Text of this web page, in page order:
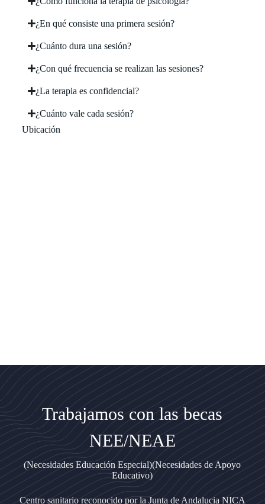
¿En qué consiste una primera sesión?
¿Cuánto dura una sesión?
¿Con qué frecuencia se realizan las sesiones?
¿La terapia es confidencial?
¿Cuánto vale cada sesión?
Ubicación
Trabajamos con las becas
NEE/NEAE
(Necesidades Educación Especial)(Necesidades de Apoyo
Educativo)
Centro sanitario reconocido por la Junta de Andalucia NICA